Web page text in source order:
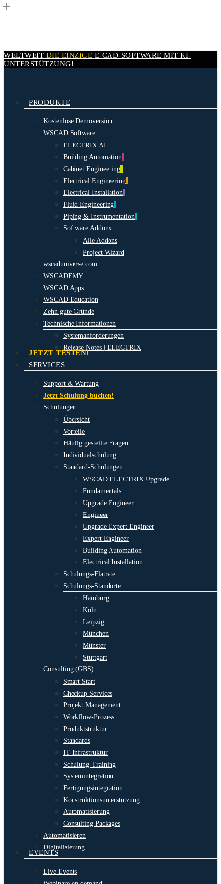
Skip
WELTWEIT DIE EINZIGE E-CAD-SOFTWARE MIT KI-
UNTERSTÜTZUNG!
search
Menu PRODUKTE
Kostenlose Demoversion
WSCAD Software
ELECTRIX AI
Building Automation
Cabinet Engineering
Electrical Engineering
Electrical Installation
Fluid Engineering
Piping & Instrumentation
Software Addons
Alle Addons
Project Wizard
wscaduniverse.com
WSCADEMY
WSCAD Apps
WSCAD Education
Zehn gute Gründe
Technische Informationen
Systemanforderungen
Release Notes | ELECTRIX
JETZT TESTEN!
SERVICES
Support & Wartung
Jetzt Schulung buchen!
Schulungen
Übersicht
Vorteile
Häufig gestellte Fragen
Individualschulung
Standard-Schulungen
WSCAD ELECTRIX Upgrade
Fundamentals
Upgrade Engineer
Engineer
Upgrade Expert Engineer
Expert Engineer
Building Automation
Electrical Installation
Schulungs-Flatrate
Schulungs-Standorte
Hamburg
Köln
Leipzig
München
Münster
Stuttgart
Consulting (GBS)
Smart Start
Checkup Services
Projekt Management
Workflow-Prozess
Produktstruktur
Standards
IT-Infrastruktur
Schulung-Training
Systemintegration
Fertigungsintegration
Konstruktionsunterstützung
Automatisierung
Consulting Packages
Automatisieren
Digitalisierung
EVENTS
Live Events